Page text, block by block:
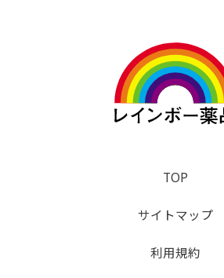
TOP
サイトマップ
利用規約